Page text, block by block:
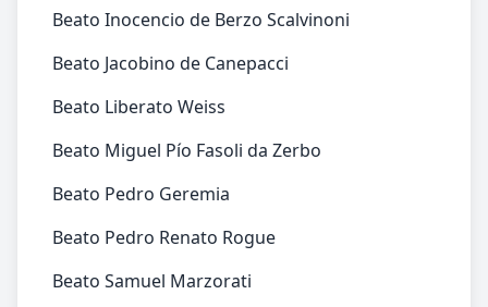
Beato Inocencio de Berzo Scalvinoni
Beato Jacobino de Canepacci
Beato Liberato Weiss
Beato Miguel Pío Fasoli da Zerbo
Beato Pedro Geremia
Beato Pedro Renato Rogue
Beato Samuel Marzorati